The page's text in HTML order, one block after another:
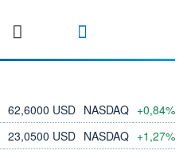
62,6000 USD NASDAQ +0,84%
23,0500 USD NASDAQ +1,27%